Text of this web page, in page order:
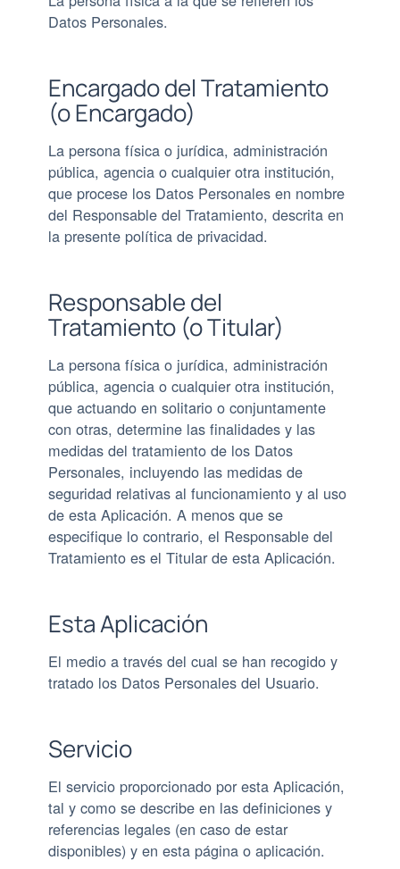
Datos Personales.
Encargado del Tratamiento
(o Encargado)
La persona física o jurídica, administración
pública, agencia o cualquier otra institución,
que procese los Datos Personales en nombre
del Responsable del Tratamiento, descrita en
la presente política de privacidad.
Responsable del
Tratamiento (o Titular)
La persona física o jurídica, administración
pública, agencia o cualquier otra institución,
que actuando en solitario o conjuntamente
con otras, determine las finalidades y las
medidas del tratamiento de los Datos
Personales, incluyendo las medidas de
seguridad relativas al funcionamiento y al uso
de esta Aplicación. A menos que se
especifique lo contrario, el Responsable del
Tratamiento es el Titular de esta Aplicación.
Esta Aplicación
El medio a través del cual se han recogido y
tratado los Datos Personales del Usuario.
Servicio
El servicio proporcionado por esta Aplicación,
tal y como se describe en las definiciones y
referencias legales (en caso de estar
disponibles) y en esta página o aplicación.